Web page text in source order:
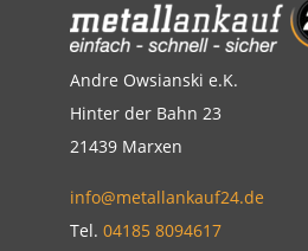
Andre Owsianski e.K.
Hinter der Bahn 23
21439 Marxen
info@metallankauf24.de
Tel. 04185 8094617